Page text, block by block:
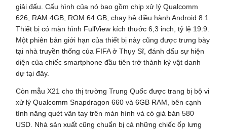
giải đấu. Cấu hình của nó bao gồm chip xử lý Qualcomm
626, RAM 4GB, ROM 64 GB, chạy hệ điều hành Android 8.1.
Thiết bị có màn hình FullView kích thước 6,3 inch, tỷ lệ 19:9.
Một phiên bản giới hạn của thiết bị này cũng được trưng bày
tại nhà truyền thống của FIFA ở Thụy Sĩ, đánh dấu sự hiện
diện của chiếc smartphone đầu tiên trở thành kỷ vật danh
dự tại đây.
Còn mẫu X21 cho thị trường Trung Quốc được trang bị bộ vi
xử lý Qualcomm Snapdragon 660 và 6GB RAM, bên cạnh
tính năng quét vân tay trên màn hình và có giá bán 580
USD. Nhà sản xuất cũng chuẩn bị cả những chiếc ốp lưng